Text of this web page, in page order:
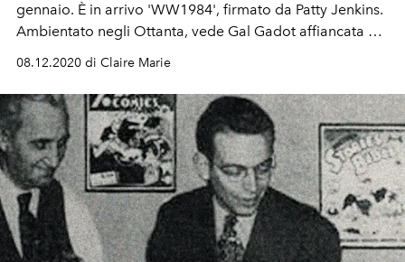
gennaio. È in arrivo 'WW1984', firmato da Patty Jenkins.
Ambientato negli Ottanta, vede Gal Gadot affiancata da
Chris Pine e un paio di arcicattivi interpretati da Kristen
08.12.2020 di Claire Marie